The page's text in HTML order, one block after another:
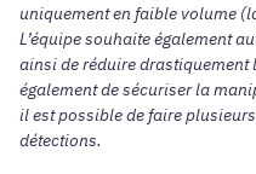
uniquement en faible volume
L’équipe souhaite également
ainsi de réduire drastiquement
également de sécuriser la
il est possible de faire
détections.